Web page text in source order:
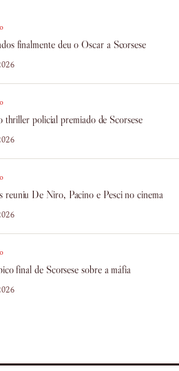
finalmente deu o Oscar a Scorsese
policial premiado de Scorsese
reuniu De Niro, Pacino e Pesci no cinema
final de Scorsese sobre a máfia